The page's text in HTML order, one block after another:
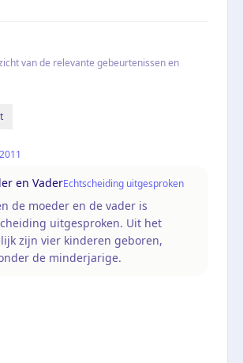
van de relevante gebeurtenissen en
en VaderEchtscheiding uitgesproken
de moeder en de vader is
uitgesproken. Uit het
zijn vier kinderen geboren,
de minderjarige.